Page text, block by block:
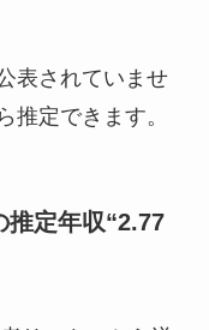
表されていませ
推定できます。
推定年収“2.77